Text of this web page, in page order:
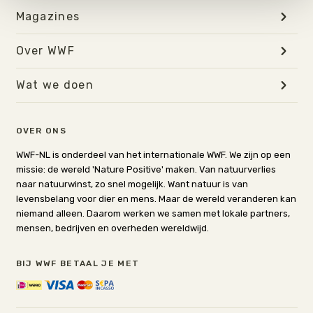
onze
Cookie Policy
OVER ONS
WWF-NL is onderdeel van het internationale WWF. We zijn op een
missie: de wereld 'Nature Positive' maken. Van natuurverlies
naar natuurwinst, zo snel mogelijk. Want natuur is van
levensbelang voor dier en mens. Maar de wereld veranderen kan
niemand alleen. Daarom werken we samen met lokale partners,
mensen, bedrijven en overheden wereldwijd.
BIJ WWF BETAAL JE MET
Magazines
Over WWF
Wat we doen